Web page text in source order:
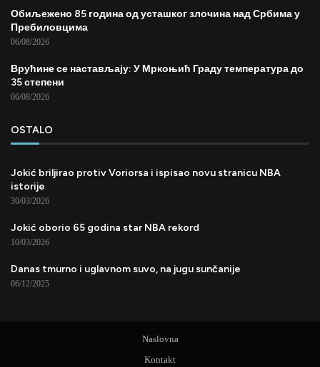
Обиљежено 85 година од усташког злочина над Србима у
Пребиловцима
06/08/2026
Врућине се настављају: У Мркоњић Граду температура до
35 степени
06/08/2026
OSTALO
Jokić briljirao protiv Voriorsa i ispisao novu stranicu NBA
istorije
30/03/2026
Jokić oborio 65 godina star NBA rekord
10/03/2026
Danas tmurno i uglavnom suvo, na jugu sunčanije
06/12/2025
Naslovna
Kontakt